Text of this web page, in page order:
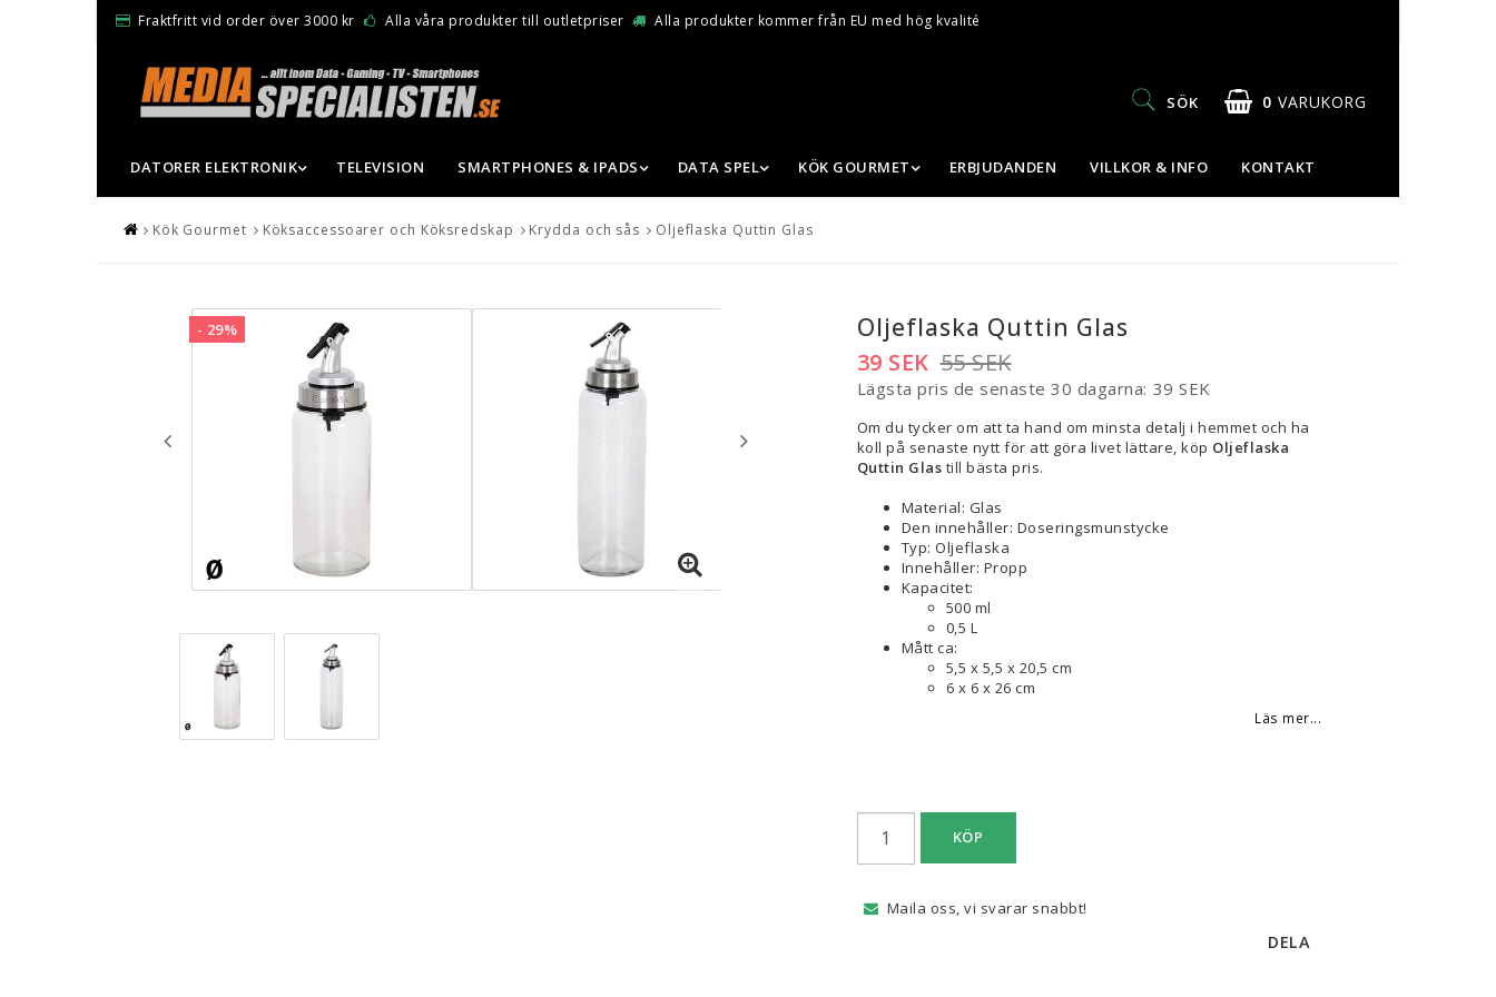
Fraktfritt vid order över 3000 kr Alla våra produkter till outletpriser Alla produkter kommer från EU med hög kvalité
0 VARUKORG
SÖK
DATORER ELEKTRONIK TELEVISION SMARTPHONES & IPADS DATA SPEL KÖK GOURMET ERBJUDANDEN VILLKOR & INFO KONTAKT
Kök Gourmet Köksaccessoarer och Köksredskap Krydda och sås Oljeflaska Quttin Glas
- 29% Oljeflaska Quttin Glas
55 SEK
39 SEK
Lägsta pris de senaste 30 dagarna 39 SEK
Om du tycker om att ta hand om minsta detalj i hemmet och ha
koll på senaste nytt för att göra livet lättare, köp Oljeflaska
Quttin Glas till bästa pris.
Material: Glas
Den innehåller: Doseringsmunstycke
Typ: Oljeflaska
Innehåller: Propp
Kapacitet:
500 ml
0,5 L
Mått ca:
5,5 x 5,5 x 20,5 cm
6 x 6 x 26 cm
Läs mer...
KÖP
Maila oss, vi svarar snabbt!
DELA